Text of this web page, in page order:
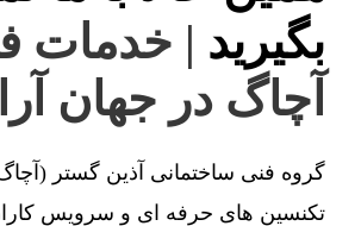
بگیرید | خدمات
آچاگ در جهان آرا
گروه فنی ساختمانی آذین گستر
تکنسین های حرفه ای و سرویس کاران